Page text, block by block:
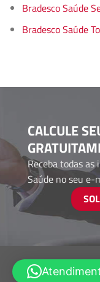
Bradesco Saúde
Bradesco Saúde
CALCULE
Receba todas as
Saúde no seu e-